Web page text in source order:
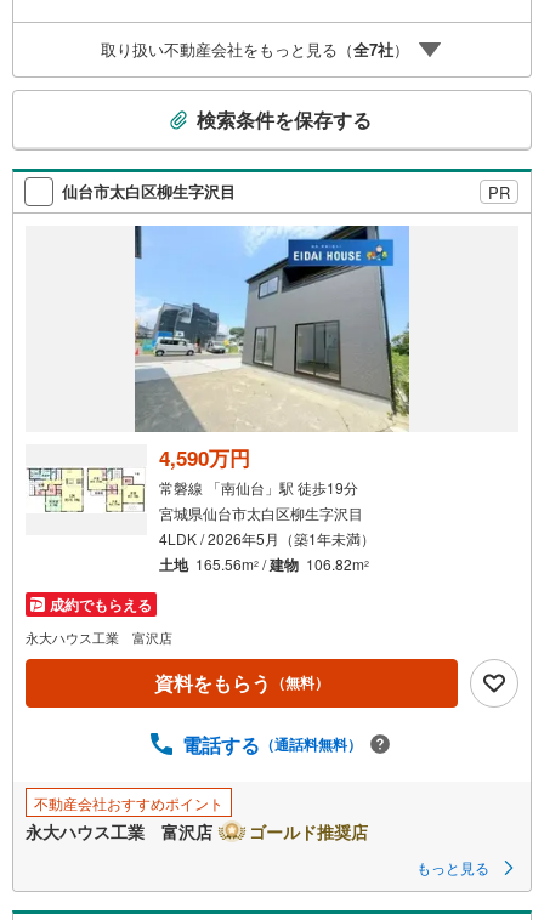
ン各種税金についても、誠心誠意ご説明させて頂きます。
各店舗ではキッズスペースも完備！お子様連れのご家族様
で是非お越しください。営業時間:10:00～18:00（定休日
ので、どうぞお気軽にお問い合わせください！
取り扱い不動産会社をもっと見る（全7社）
検
索
条
・
イ
ペ
ー
す
る
検索条件を保存する
仙台市太白区柳生字沢目 PR
4,590万円
常磐線 「南仙台」駅 徒歩19分
宮城県仙台市太白区柳生字沢目
4LDK / 2026年5月（築1年未満）
土地 165.56m2 /建物 106.82m2
成約でもらえる
永大ハウス工業 富沢店
資料をもらう （無料）
電話する （通話料無料）
不動産会社おすすめポイント
永大ハウス工業 富沢店 ゴールド推奨店
もっと見る